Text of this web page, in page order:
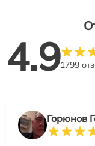
4.91799
Горюнов